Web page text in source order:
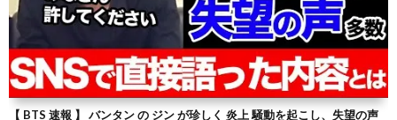
【 BTS 速報 】 バンタン の ジン が珍しく 炎上 騒動を起こし、失望の声